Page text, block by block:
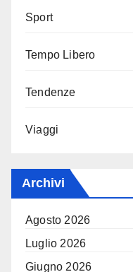
Sport
Tempo Libero
Tendenze
Viaggi
Archivi
Agosto 2026
Luglio 2026
Giugno 2026